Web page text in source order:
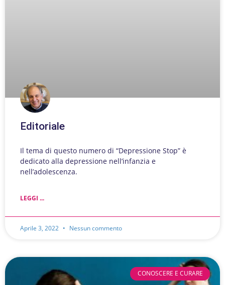
Editoriale
Il tema di questo numero di “Depressione Stop” è
dedicato alla depressione nell’infanzia e
nell’adolescenza.
LEGGI ...
Aprile 3, 2022 Nessun commento
CONOSCERE E CURARE